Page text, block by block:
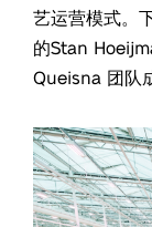
艺运营模式。
的Stan
Queisna 团队